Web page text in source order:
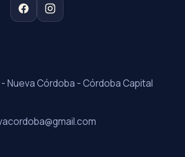
Nueva Córdoba - Córdoba Capital